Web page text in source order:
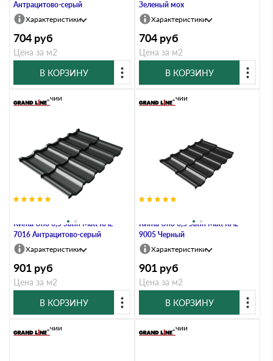
Антрацитово-серый
Характеристики
704 руб
Цена за м2
В КОРЗИНУ
Зеленый мох
Характеристики
704 руб
Цена за м2
В КОРЗИНУ
Kvinta Uno 0,5 Satin Мatt RAL
7016 Антрацитово-серый
В наличии
Характеристики
901 руб
Цена за м2
В КОРЗИНУ
Kvinta Uno 0,5 Satin Мatt RAL
9005 Черный
В наличии
Характеристики
901 руб
Цена за м2
В КОРЗИНУ
В наличии В наличии